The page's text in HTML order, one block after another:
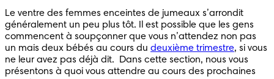
Le ventre des femmes enceintes de jumeaux s’arrondit
généralement un peu plus tôt. Il est possible que les gens
commencent à soupçonner que vous n’attendez non pas
un mais deux bébés au cours du deuxième trimestre, si vous
ne leur avez pas déjà dit.  Dans cette section, nous vous
présentons à quoi vous attendre au cours des prochaines